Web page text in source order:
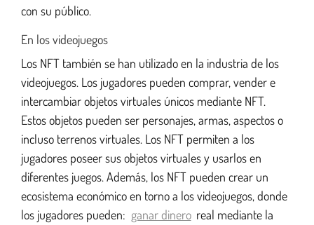
con su público.
En los videojuegos
Los NFT también se han utilizado en la industria de los
videojuegos. Los jugadores pueden comprar, vender e
intercambiar objetos virtuales únicos mediante NFT.
Estos objetos pueden ser personajes, armas, aspectos o
incluso terrenos virtuales. Los NFT permiten a los
jugadores poseer sus objetos virtuales y usarlos en
diferentes juegos. Además, los NFT pueden crear un
ecosistema económico en torno a los videojuegos, donde
los jugadores pueden: ganar dinero real mediante la